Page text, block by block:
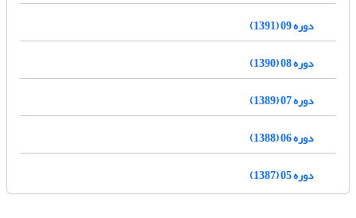
دوره 09 (1391)
دوره 08 (1390)
دوره 07 (1389)
دوره 06 (1388)
دوره 05 (1387)